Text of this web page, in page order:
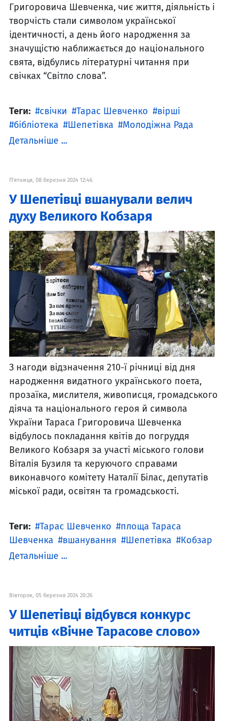
Григоровича Шевченка, чиє життя, діяльність і
творчість стали символом української
ідентичності, а день його народження за
значущістю наближається до національного
свята, відбулись літературні читання при
свічках “Світло слова”.
Теги: свічки Тарас Шевченко
вірші
бібліотека
Шепетівка
Молодіжна Рада
Детальніше ...
П'ятниця, 08 березня 2024 12:46
У Шепетівці вшанували велич
духу Великого Кобзаря
З нагоди відзначення 210-ї річниці від дня
народження видатного українського поета,
прозаїка, мислителя, живописця, громадського
діяча та національного героя й символа
України Тараса Григоровича Шевченка
відбулось покладання квітів до погруддя
Великого Кобзаря за участі міського голови
Віталія Бузиля та керуючого справами
виконавчого комітету Наталії Білас, депутатів
міської ради, освітян та громадськості.
Теги: Тарас Шевченко
площа Тараса
Шевченка
вшанування Шепетівка
Кобзар
Детальніше ...
Вівторок, 05 березня 2024 20:26
У Шепетівці відбувся конкурс
читців «Вічне Тарасове слово»